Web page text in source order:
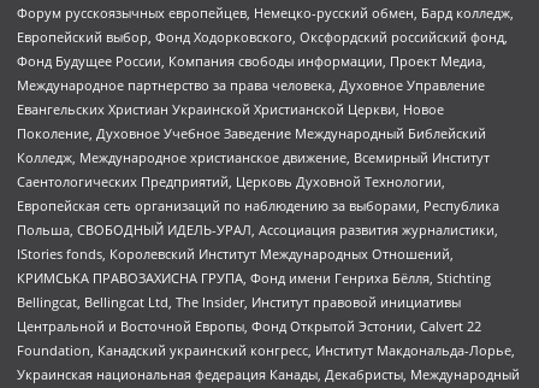
Форум русскоязычных европейцев, Немецко-русский обмен, Бард колледж,
Европейский выбор, Фонд Ходорковского, Оксфордский российский фонд,
Фонд Будущее России, Компания свободы информации, Проект Медиа,
Международное партнерство за права человека, Духовное Управление
Евангельских Христиан Украинской Христианской Церкви, Новое
Поколение, Духовное Учебное Заведение Международный Библейский
Колледж, Международное христианское движение, Всемирный Институт
Саентологических Предприятий, Церковь Духовной Технологии,
Европейская сеть организаций по наблюдению за выборами, Республика
Польша, СВОБОДНЫЙ ИДЕЛЬ-УРАЛ, Ассоциация развития журналистики,
IStories fonds, Королевский Институт Международных Отношений,
КРИМСЬКА ПРАВОЗАХИСНА ГРУПА, Фонд имени Генриха Бёлля, Stichting
Bellingcat, Bellingcat Ltd, The Insider, Институт правовой инициативы
Центральной и Восточной Европы, Фонд Открытой Эстонии, Calvert 22
Foundation, Канадский украинский конгресс, Институт Макдональда-Лорье,
Украинская национальная федерация Канады, Декабристы, Международный